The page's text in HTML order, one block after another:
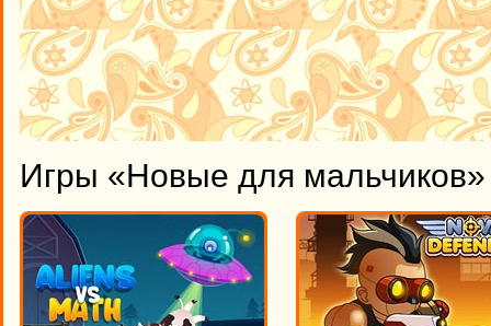
Игры «Новые для мальчиков»